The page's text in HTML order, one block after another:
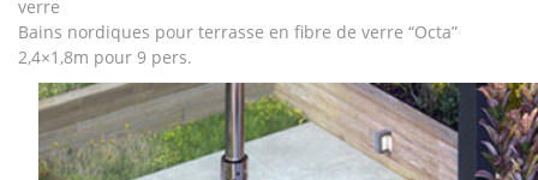
verre
Bains nordiques pour terrasse en fibre de verre “Octa”
2,4×1,8m pour 9 pers.